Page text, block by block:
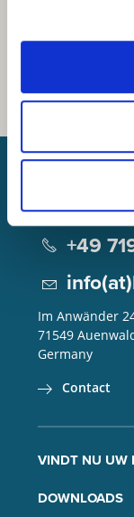
Lorch
+49
Im Anwänder
71549
Germany
Contact
VINDT NU UW
DOWNLOADS